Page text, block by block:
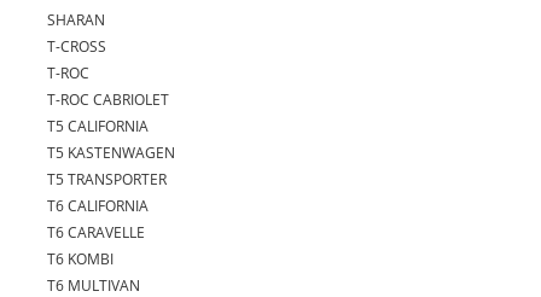
SHARAN
T-CROSS
T-ROC
T-ROC CABRIOLET
T5 CALIFORNIA
T5 KASTENWAGEN
T5 TRANSPORTER
T6 CALIFORNIA
T6 CARAVELLE
T6 KOMBI
T6 MULTIVAN